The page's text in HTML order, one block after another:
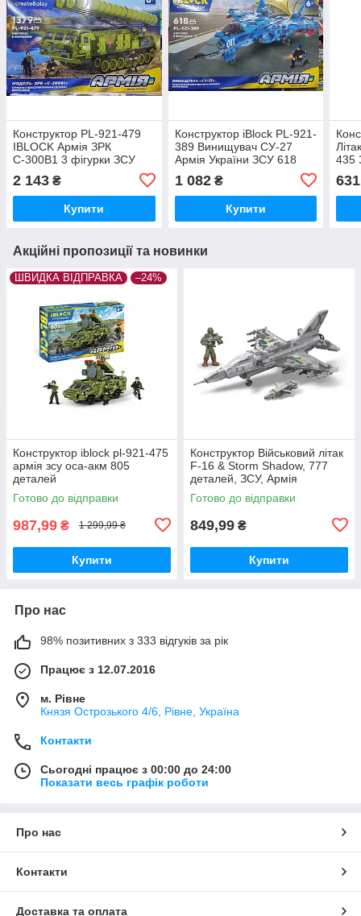
Конструктор PL-921-479
IBLOCK Армія ЗРК
С-300В1 3 фігурки ЗСУ
2 143 ₴
Купити
Конструктор iBlock PL-921-
389 Винищувач СУ-27
Армія України ЗСУ 618
1 082₴
Купити
435
631
Акційні пропозиції та новинки
ШВИДКА ВІДПРАВКА –24%
Конструктор iblock pl-921-475
армія зсу оса-акм 805
деталей
Готово до відправки
987,99 ₴ 1 299,99 ₴
Купити
Конструктор Військовий літак
F-16 & Storm Shadow, 777
деталей, ЗСУ, Армія
Готово до відправки
849,99 ₴
Купити
Про нас
98% позитивних з 333 відгуків за рік
Працює з 12.07.2016
м. Рівне
Князя Острозького 4/6, Рівне, Україна
Контакти
Сьогодні працює з 00:00 до 24:00
Показати весь графік роботи
Про нас
Контакти
Доставка та оплата